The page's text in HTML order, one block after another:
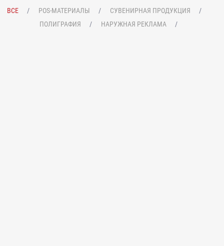
ВСЕ POS-МАТЕРИАЛЫ
СУВЕНИРНАЯ ПРОДУКЦИЯ
ПОЛИГРАФИЯ
НАРУЖНАЯ РЕКЛАМА